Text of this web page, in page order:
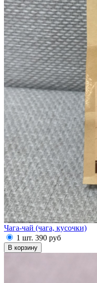
Чага-чай (чага, кусочки)
1 шт. 390 руб